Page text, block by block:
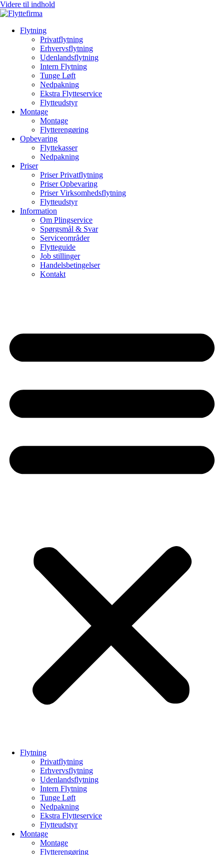
Videre til indhold
Flytning
Privatflytning
Erhvervsflytning
Udenlandsflytning
Intern Flytning
Tunge Løft
Nedpakning
Ekstra Flytteservice
Flytteudstyr
Montage
Montage
Flytterengøring
Opbevaring
Flyttekasser
Nedpakning
Priser
Priser Privatflytning
Priser Opbevaring
Priser Virksomhedsflytning
Flytteudstyr
Information
Om Plingservice
Spørgsmål & Svar
Serviceområder
Flytteguide
Job stillinger
Handelsbetingelser
Kontakt
Flytning
Privatflytning
Erhvervsflytning
Udenlandsflytning
Intern Flytning
Tunge Løft
Nedpakning
Ekstra Flytteservice
Flytteudstyr
Montage
Montage
Flytterengøring